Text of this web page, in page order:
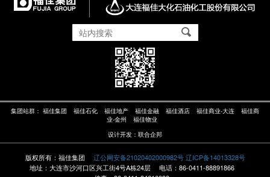
集团站群： 福佳集团 福佳石化 福佳地产 福佳金融 福佳酒店 福佳商业-大连
福佳商
业-金州
福佳物业
设计开发： 联合企邦
版权所有：福佳集团 辽公网安备21020402000982号 辽ICP备14013328号
地址：大连市沙河口区兴工街4号A栋24层
电话：86-0411-88891866